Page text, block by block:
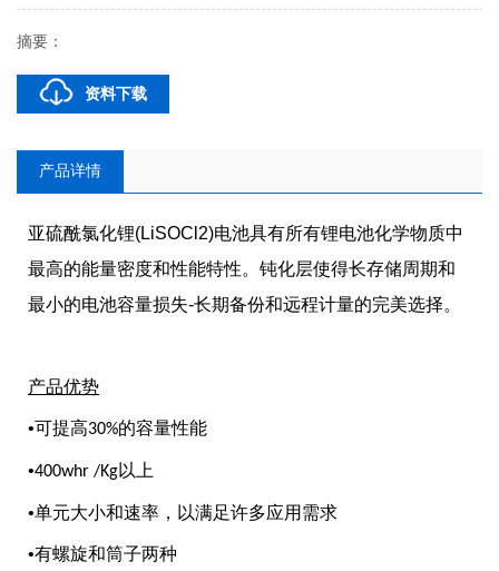
摘要：
资料下载
产品详情
亚硫酰氯化锂(LiSOCl2)电池具有所有锂电池化学物质中
最高的能量密度和性能特性。钝化层使得长存储周期和
最小的电池容量损失-长期备份和远程计量的完美选择。
产品优势
•可提高30%的容量性能
•400whr /Kg以上
•单元大小和速率，以满足许多应用需求
•有螺旋和筒子两种